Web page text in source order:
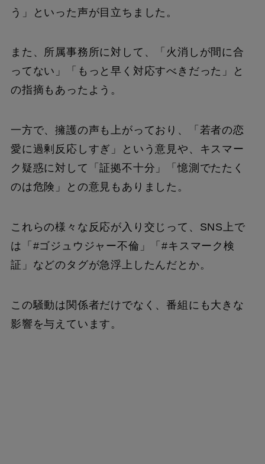
う」といった声が目立ちました。
また、所属事務所に対して、「火消しが間に合
ってない」「もっと早く対応すべきだった」と
の指摘もあったよう。
一方で、擁護の声も上がっており、「若者の恋
愛に過剰反応しすぎ」という意見や、キスマー
ク疑惑に対して「証拠不十分」「憶測でたたく
のは危険」との意見もありました。
これらの様々な反応が入り交じって、SNS上で
は「#ゴジュウジャー不倫」「#キスマーク検
証」などのタグが急浮上したんだとか。
この騒動は関係者だけでなく、番組にも大きな
影響を与えています。